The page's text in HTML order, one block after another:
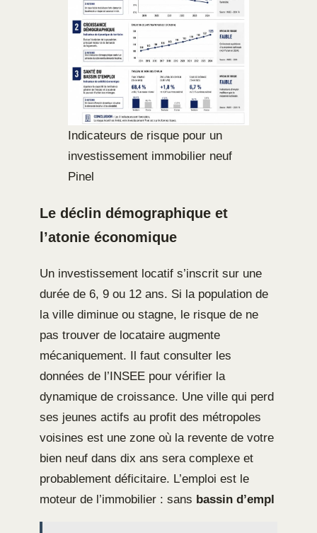
Indicateurs de risque pour un
investissement immobilier neuf
Pinel
Le déclin démographique et
l’atonie économique
Un investissement locatif s’inscrit sur une
durée de 6, 9 ou 12 ans. Si la population de
la ville diminue ou stagne, le risque de ne
pas trouver de locataire augmente
mécaniquement. Il faut consulter les
données de l’INSEE pour vérifier la
dynamique de croissance. Une ville qui perd
ses jeunes actifs au profit des métropoles
voisines est une zone où la revente de votre
bien neuf dans dix ans sera complexe et
probablement déficitaire. L’emploi est le
moteur de l’immobilier : sans bassin d’empl